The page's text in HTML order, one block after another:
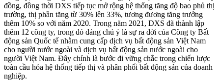
đồng, đồng thời DXS tiếp tục mở rộng hệ thống tăng độ bao phủ thị
trường, thị phần tăng từ 30% lên 33%, tương đương tăng trưởng
thêm 10% so với năm 2020. Trong năm 2021, DXS đã thành lập
thêm 12 công ty, trong đó đáng chú ý là sự ra đời của Công ty Bất
động sản Quốc tế nhằm cung cấp dịch vụ bất động sản Việt Nam
cho người nước ngoài và dịch vụ bất động sản nước ngoài cho
người Việt Nam. Đây chính là bước đi vững chắc trong chiến lược
toàn cầu hóa hệ thống tiếp thị và phân phối bất động sản của doanh
nghiệp.